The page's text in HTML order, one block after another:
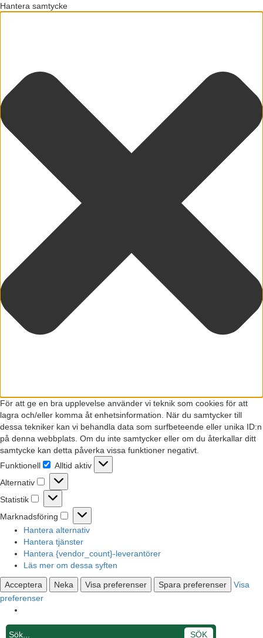
Hantera samtycke
För att ge en bra upplevelse använder vi teknik som cookies för att
lagra och/eller komma åt enhetsinformation. När du samtycker till
dessa tekniker kan vi behandla data som surfbeteende eller unika ID:n
på denna webbplats. Om du inte samtycker eller om du återkallar ditt
samtycke kan detta påverka vissa funktioner negativt.
Funktionell
Funktionell
Alltid aktiv
Alternativ
Alternativ
Statistik
Statistik
Marknadsföring
Marknadsföring
Hantera alternativ
Hantera tjänster
Hantera {vendor_count}-leverantörer
Läs mer om dessa syften
Acceptera Neka Visa preferenser Spara preferenser
Visa
preferenser